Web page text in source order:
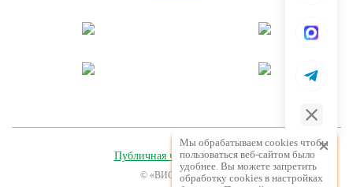
Публичная часть договора
© «ВИСЛА» 2026
Мы обрабатываем cookies чтобы
пользоваться веб-сайтом было
удобнее. Вы можете запретить
обработку сookies в настройках